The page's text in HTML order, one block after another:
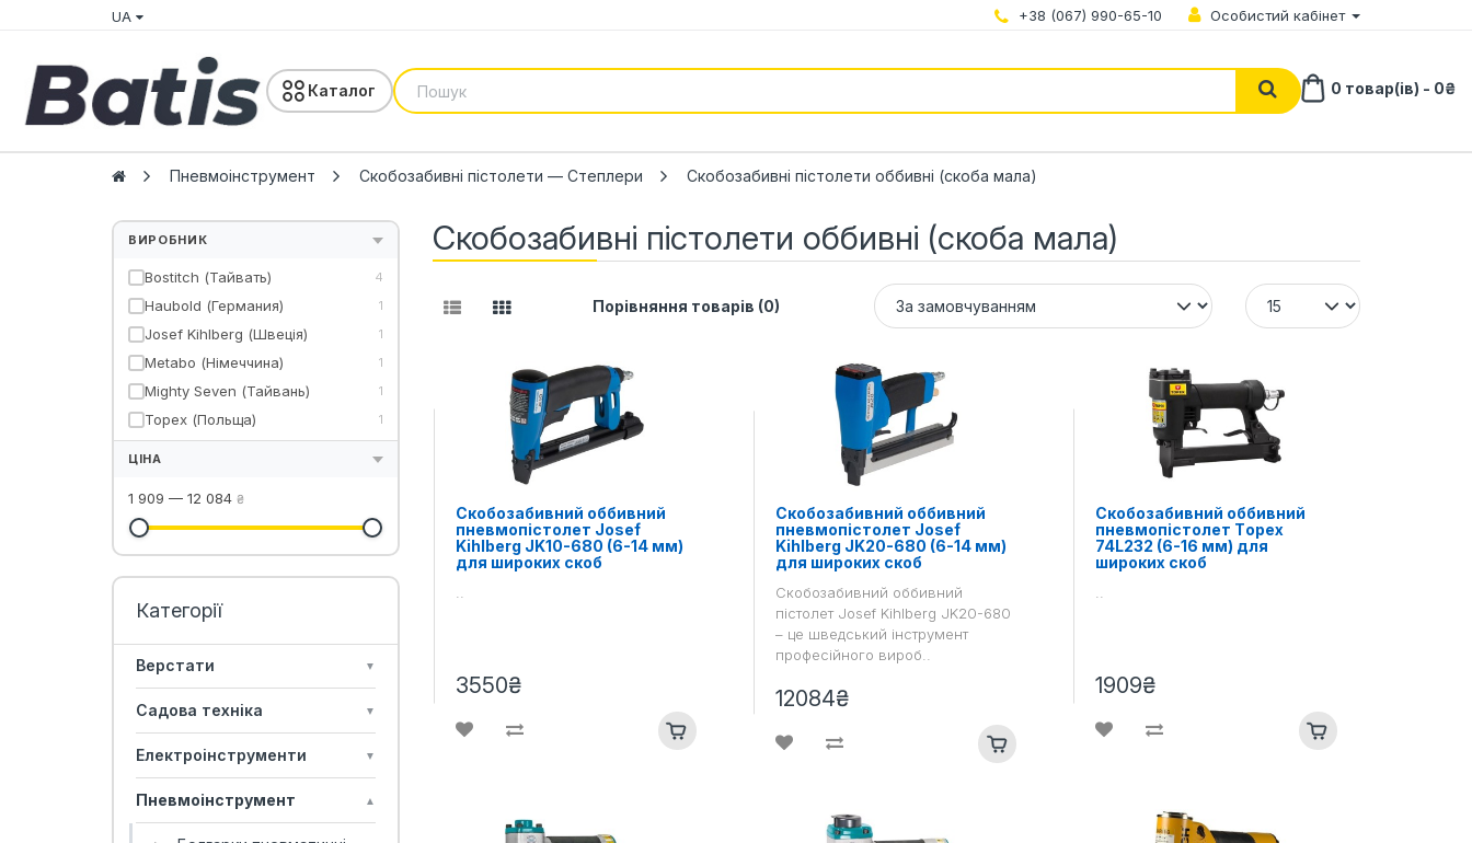
UA +38 (067) 990-65-10 Особистий кабінет
Каталог 0 товар(ів) - 0₴
Пневмоінструмент Скобозабивні пістолети — Степлери Скобозабивні пістолети оббивні (скоба мала)
ВИРОБНИК
Bostitch (Тайвать) 4
Haubold (Германия) 1
Josef Kihlberg (Швеція) 1
Metabo (Німеччина) 1
Mighty Seven (Тайвань) 1
Topex (Польща) 1
ЦІНА
1 909 — 12 084 ₴
Верстати ▼
Садова техніка ▼
Електроінструменти ▼
Пневмоінструмент ▲
Скобозабивні пістолети оббивні (скоба мала)
Порівняння товарів (0)
Скобозабивний оббивний
пневмопістолет Josef
Kihlberg JK10-680 (6-14 мм)
для широких скоб
..
3550₴
Скобозабивний оббивний
пневмопістолет Josef
Kihlberg JK20-680 (6-14 мм)
для широких скоб
Скобозабивний оббивний
пістолет Josef Kihlberg JK20-680
– це шведський інструмент
професійного вироб..
12084₴
Скобозабивний оббивний
пневмопістолет Тopex
74L232 (6-16 мм) для
широких скоб
..
1909₴